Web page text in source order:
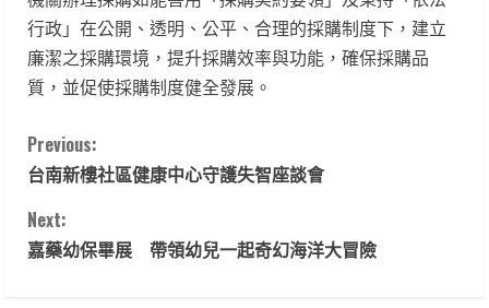
行政」在公開、透明、公平、合理的採購制度下，建立
廉潔之採購環境，提升採購效率與功能，確保採購品
質，並促使採購制度健全發展。
C
o
n
Previous:
台南新樓社區健康中心守護失智座談會
Next:
嘉藥幼保畢展 帶領幼兒一起奇幻海洋大冒險